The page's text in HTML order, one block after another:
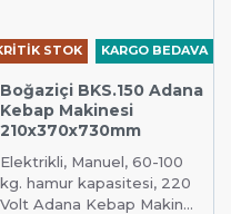
KARGO BEDAVA
STOK
Boğaziçi BKS.150 Adana
Kebap Makinesi
210x370x730mm
Elektrikli, Manuel, 60-100
kg. hamur kapasitesi, 220
Volt Adana Kebap Makin...